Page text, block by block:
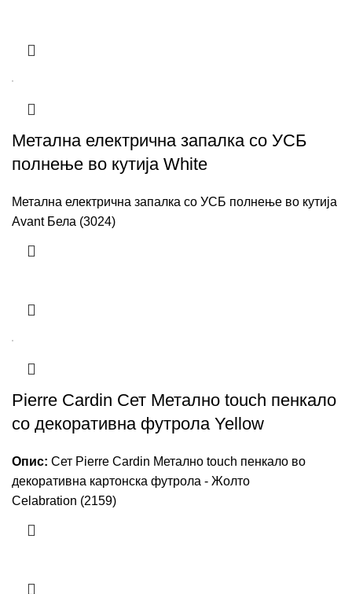
Метална електрична запалка со УСБ
полнење во кутија White
Метална електрична запалка со УСБ полнење во кутија
Avant Бела (3024)
Pierre Cardin Сет Метално touch пенкало
со декоративна футрола Yellow
Опис: Сет Pierre Cardin Метално touch пенкало во
декоративна картонска футрола - Жолто
Celabration (2159)